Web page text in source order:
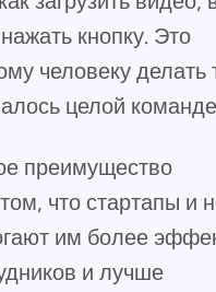
кнопку. Это
человеку делать
целой
преимущество
что стартапы и
им более
и лучше